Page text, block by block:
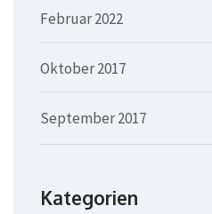
Februar 2022
Oktober 2017
September 2017
Kategorien